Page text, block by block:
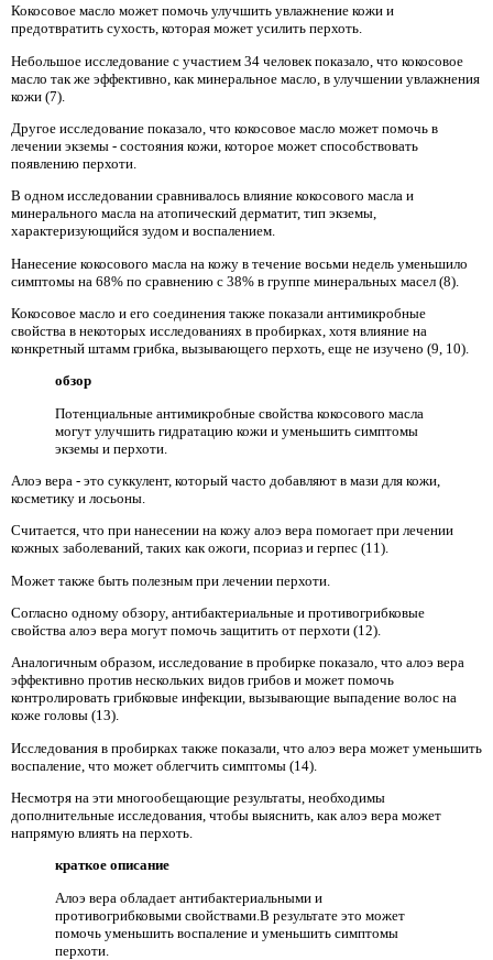
Кокосовое масло может помочь улучшить увлажнение кожи и
предотвратить сухость, которая может усилить перхоть.
Небольшое исследование с участием 34 человек показало, что кокосовое
масло так же эффективно, как минеральное масло, в улучшении увлажнения
кожи (7).
Другое исследование показало, что кокосовое масло может помочь в
лечении экземы - состояния кожи, которое может способствовать
появлению перхоти.
В одном исследовании сравнивалось влияние кокосового масла и
минерального масла на атопический дерматит, тип экземы,
характеризующийся зудом и воспалением.
Нанесение кокосового масла на кожу в течение восьми недель уменьшило
симптомы на 68% по сравнению с 38% в группе минеральных масел (8).
Кокосовое масло и его соединения также показали антимикробные
свойства в некоторых исследованиях в пробирках, хотя влияние на
конкретный штамм грибка, вызывающего перхоть, еще не изучено (9, 10).
обзор
Потенциальные антимикробные свойства кокосового масла
могут улучшить гидратацию кожи и уменьшить симптомы
экземы и перхоти.
Алоэ вера - это суккулент, который часто добавляют в мази для кожи,
косметику и лосьоны.
Считается, что при нанесении на кожу алоэ вера помогает при лечении
кожных заболеваний, таких как ожоги, псориаз и герпес (11).
Может также быть полезным при лечении перхоти.
Согласно одному обзору, антибактериальные и противогрибковые
свойства алоэ вера могут помочь защитить от перхоти (12).
Аналогичным образом, исследование в пробирке показало, что алоэ вера
эффективно против нескольких видов грибов и может помочь
контролировать грибковые инфекции, вызывающие выпадение волос на
коже головы (13).
Исследования в пробирках также показали, что алоэ вера может уменьшить
воспаление, что может облегчить симптомы (14).
Несмотря на эти многообещающие результаты, необходимы
дополнительные исследования, чтобы выяснить, как алоэ вера может
напрямую влиять на перхоть.
краткое описание
Алоэ вера обладает антибактериальными и
противогрибковыми свойствами.В результате это может
помочь уменьшить воспаление и уменьшить симптомы
перхоти.